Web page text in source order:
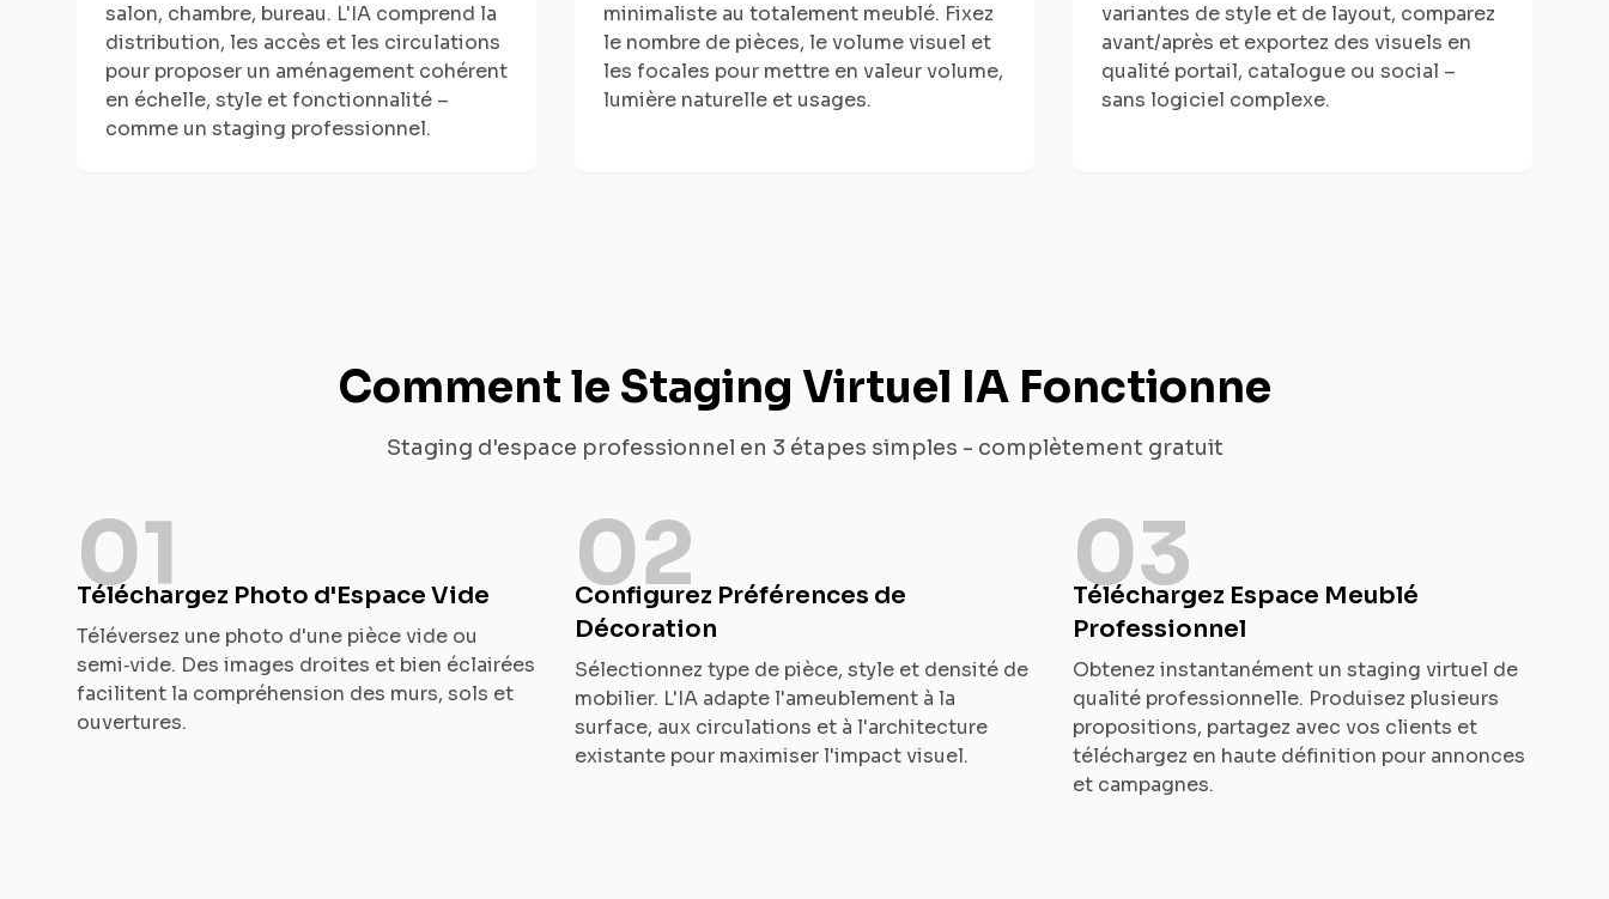
salon, chambre, bureau. L'IA comprend la
distribution, les accès et les circulations
pour proposer un aménagement cohérent
en échelle, style et fonctionnalité –
comme un staging professionnel.
minimaliste au totalement meublé. Fixez
le nombre de pièces, le volume visuel et
les focales pour mettre en valeur volume,
lumière naturelle et usages.
variantes de style et de layout, comparez
avant/après et exportez des visuels en
qualité portail, catalogue ou social –
sans logiciel complexe.
Comment le Staging Virtuel IA Fonctionne
Staging d'espace professionnel en 3 étapes simples - complètement gratuit
01
Téléchargez Photo d'Espace Vide
Téléversez une photo d'une pièce vide ou
semi‑vide. Des images droites et bien éclairées
facilitent la compréhension des murs, sols et
ouvertures.
02
Configurez Préférences de
Décoration
Sélectionnez type de pièce, style et densité de
mobilier. L'IA adapte l'ameublement à la
surface, aux circulations et à l'architecture
existante pour maximiser l'impact visuel.
03
Téléchargez Espace Meublé
Professionnel
Obtenez instantanément un staging virtuel de
qualité professionnelle. Produisez plusieurs
propositions, partagez avec vos clients et
téléchargez en haute définition pour annonces
et campagnes.